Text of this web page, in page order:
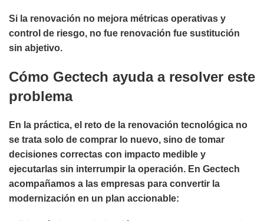
Si la renovación no mejora métricas operativas y
control de riesgo, no fue renovación fue sustitución
sin abjetivo.
Cómo Gectech ayuda a resolver este
problema
En la práctica, el reto de la renovación tecnológica no
se trata solo de comprar lo nuevo, sino de tomar
decisiones correctas con impacto medible y
ejecutarlas sin interrumpir la operación. En Gectech
acompañamos a las empresas para convertir la
modernización en un plan accionable: